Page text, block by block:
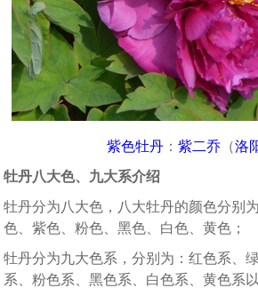
紫色牡丹： 紫二乔（洛
牡丹八大色、九大系介绍
牡丹分为八大色，八大牡丹的颜色分别
色、紫色、粉色、黑色、白色、黄色；
牡丹分为九大色系，分别为：红色系、
系、粉色系、黑色系、白色系、黄色系